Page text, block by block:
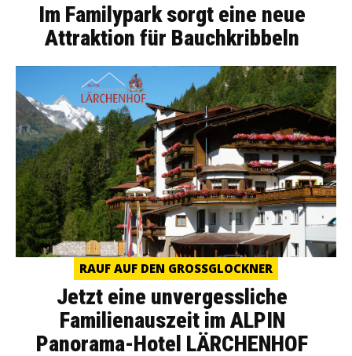
Im Familypark sorgt eine neue
Attraktion für Bauchkribbeln
RAUF AUF DEN GROSSGLOCKNER
Jetzt eine unvergessliche
Familienauszeit im ALPIN
Panorama-Hotel LÄRCHENHOF